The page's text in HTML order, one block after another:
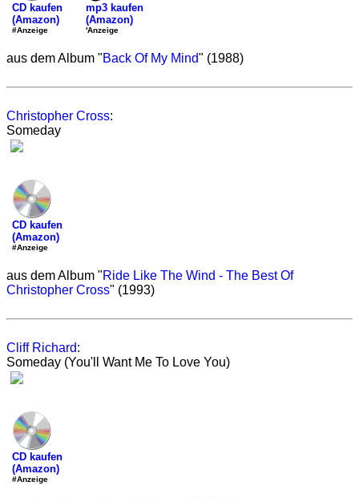
CD kaufen
(Amazon)
#Anzeige
mp3 kaufen
(Amazon)
'Anzeige
aus dem Album "Back Of My Mind" (1988)
Christopher Cross:
Someday
CD kaufen
(Amazon)
#Anzeige
aus dem Album "Ride Like The Wind - The Best Of
Christopher Cross" (1993)
Cliff Richard:
Someday (You'll Want Me To Love You)
CD kaufen
(Amazon)
#Anzeige